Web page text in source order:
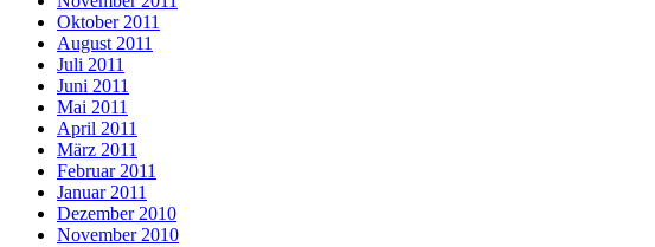
Oktober 2011
August 2011
Juli 2011
Juni 2011
Mai 2011
April 2011
März 2011
Februar 2011
Januar 2011
Dezember 2010
November 2010